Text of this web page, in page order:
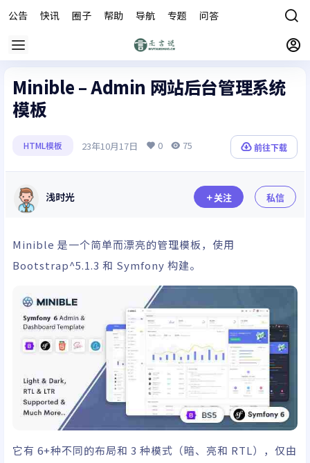
公告 快讯 圈子 帮助 导航 专题 问答
Minible – Admin 网站后台管理系统
模板
HTML模板 23年10月17日 0 75 前往下载
浅时光 关注 私信
Minible 是一个简单而漂亮的管理模板，使用
Bootstrap^5.1.3 和 Symfony 构建。
它有 6+种不同的布局和 3 种模式（暗、亮和 RTL），仅由